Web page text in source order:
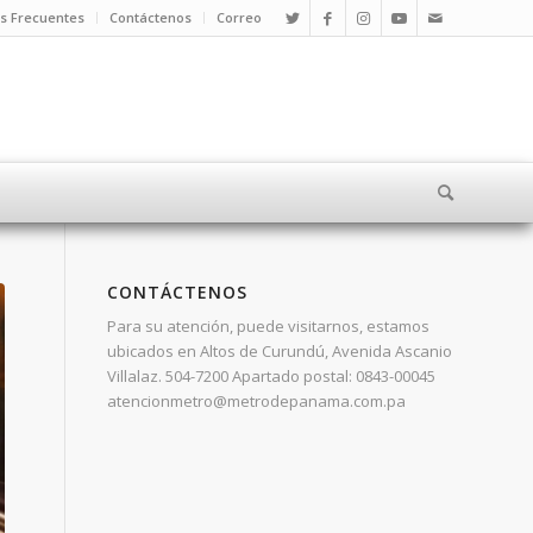
Frecuentes Contáctenos Correo
CONTÁCTENOS
Para su atención, puede visitarnos, estamos
ubicados en Altos de Curundú, Avenida Ascanio
Villalaz. 504-7200 Apartado postal: 0843-00045
atencionmetro@metrodepanama.com.pa